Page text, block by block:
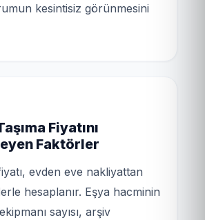
kesintisiz görünmesini
Fiyatını
Faktörler
evden eve nakliyattan
hesaplanır. Eşya hacminin
sayısı, arşiv